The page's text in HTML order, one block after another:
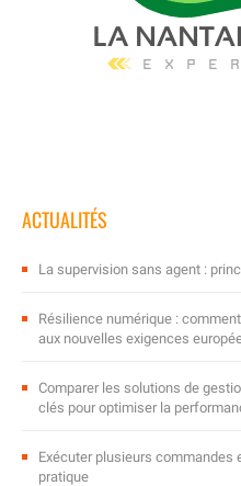
ACTUALITÉS
La supervision sans agent :
Résilience numérique :
aux nouvelles exigences
Comparer les solutions de
clés pour optimiser la
Exécuter plusieurs commandes
pratique